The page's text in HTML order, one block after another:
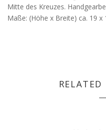
Mitte des Kreuzes.
Maße: (Höhe x Breite) ca. 19
RELATED